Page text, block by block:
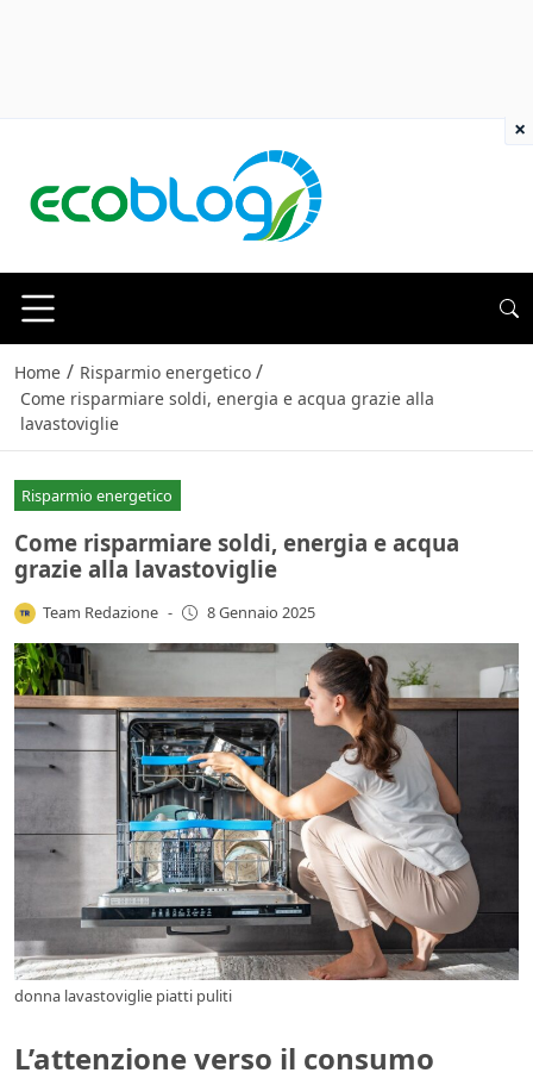
Home / Risparmio energetico /
Come risparmiare soldi, energia e acqua grazie alla
lavastoviglie
Risparmio energetico
Come risparmiare soldi, energia e acqua
grazie alla lavastoviglie
Team Redazione - 8 Gennaio 2025
donna lavastoviglie piatti puliti
L’attenzione verso il consumo
×